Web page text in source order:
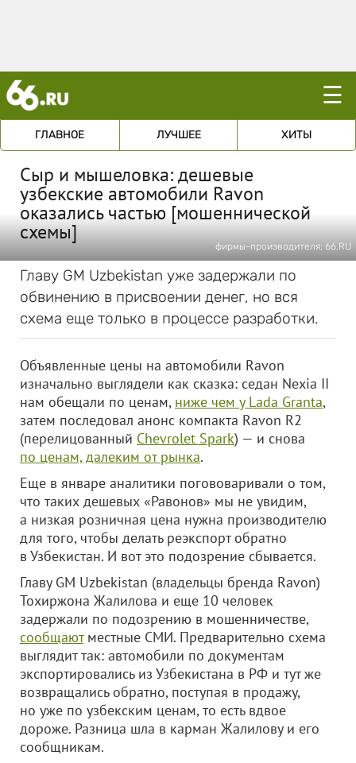
☰
ГЛАВНОЕ ЛУЧШЕЕ ХИТЫ
Сыр и мышеловка: дешевые
узбекские автомобили Ravon
оказались частью [мошеннической
схемы]
фирмы-производителя; 66.RU
Главу GM Uzbekistan уже задержали по
обвинению в присвоении денег, но вся
схема еще только в процессе разработки.
Объявленные цены на автомобили Ravon
изначально выглядели как сказка: седан Nexia II
нам обещали по ценам, ниже чем у Lada Granta,
затем последовал анонс компакта Ravon R2
(перелицованный Chevrolet Spark) — и снова
по ценам, далеким от рынка.
Еще в январе аналитики погововаривали о том,
что таких дешевых «Равонов» мы не увидим,
а низкая розничная цена нужна производителю
для того, чтобы делать реэкспорт обратно
в Узбекистан. И вот это подозрение сбывается.
Главу GM Uzbekistan (владельцы бренда Ravon)
Тохиржона Жалилова и еще 10 человек
задержали по подозрению в мошенничестве,
сообщаютместные СМИ. Предварительно схема
выглядит так: автомобили по документам
экспортировались из Узбекистана в РФ и тут же
возвращались обратно, поступая в продажу,
но уже по узбекским ценам, то есть вдвое
дороже. Разница шла в карман Жалилову и его
сообщникам.